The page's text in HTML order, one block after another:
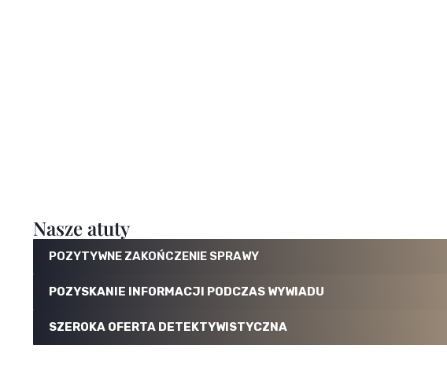
Nasze atuty
POZYTYWNE ZAKOŃCZENIE SPRAWY
POZYSKANIE INFORMACJI PODCZAS WYWIADU
SZEROKA OFERTA DETEKTYWISTYCZNA